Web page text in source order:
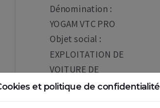
Dénomination :
YOGAM VTC PRO
Objet social :
EXPLOITATION DE
VOITURE DE
TRANSPORT AVEC
et politique de confidentialité